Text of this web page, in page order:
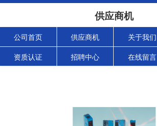
供应商机
公司首页 供应商机 关于我们
资质认证 招聘中心 在线留言